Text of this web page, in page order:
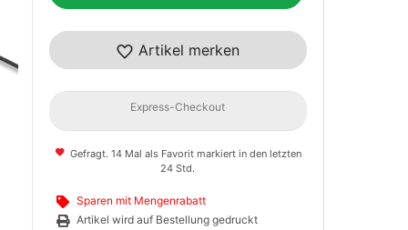
Artikel merken
Express-Checkout
Gefragt. 14 Mal als Favorit markiert in den letzten
24 Std.
Sparen mit Mengenrabatt
Artikel wird auf Bestellung gedruckt